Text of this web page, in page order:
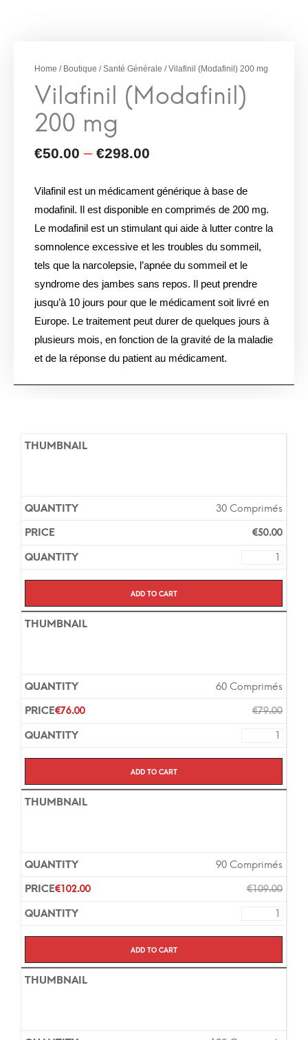
Home / Boutique /Santé Générale / Vilafinil (Modafinil) 200 mg
Vilafinil est un médicament générique à base de
modafinil. Il est disponible en comprimés de 200 mg.
Le modafinil est un stimulant qui aide à lutter contre la
somnolence excessive et les troubles du sommeil,
tels que la narcolepsie, l’apnée du sommeil et le
syndrome des jambes sans repos. Il peut prendre
jusqu’à 10 jours pour que le médicament soit livré en
Europe. Le traitement peut durer de quelques jours à
plusieurs mois, en fonction de la gravité de la maladie
et de la réponse du patient au médicament.
30 Comprimés
€50.00
Add to cart
60 Comprimés
€79.00
€76.00
Add to cart
90 Comprimés
€109.00
€102.00
Add to cart